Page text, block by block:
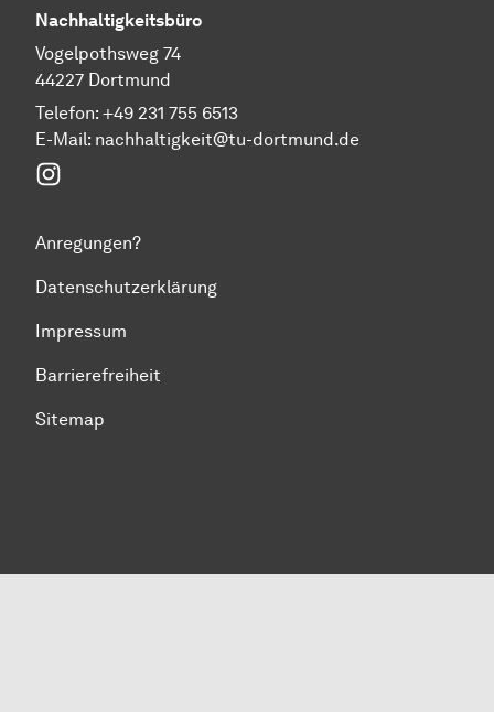
Nachhaltigkeitsbüro
Vogelpothsweg 74
44227 Dortmund
Telefon: +49 231 755 6513
E-Mail: nachhaltigkeit@tu-dortmund.de
Anregungen?
Datenschutzerklärung
Impressum
Barrierefreiheit
Sitemap